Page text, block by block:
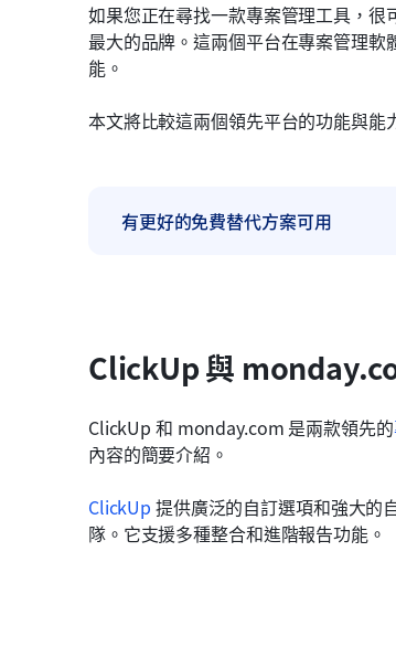
如果您正在尋找一款專案管理工具，
最大的品牌。這兩個平台在專案管理
能。
本文將比較這兩個領先平台的功能與能
有更好的免費替代方案可用
ClickUp 與
ClickUp 和 monday.com 是兩款領先的
內容的簡要介紹。
ClickUp 提供廣泛的自訂選項和強大的
隊。它支援多種整合和進階報告功能。